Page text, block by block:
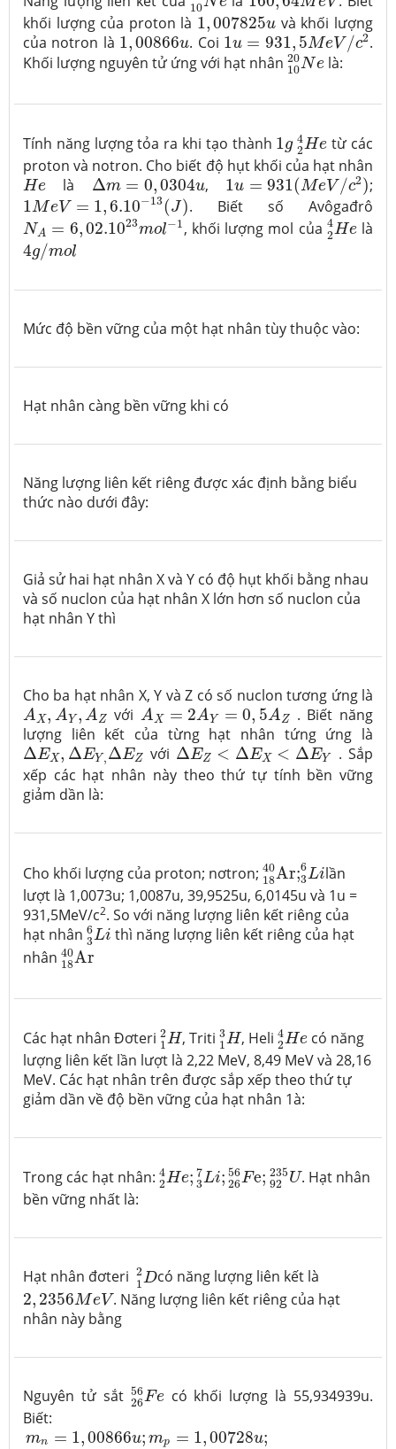
10
khối lượng của proton là 1,007825u
1 007825uvà khối lượng
của notron là 1,00866u
1 ,00866u. Coi 1u = 931, 5MeV /c2
1u=931,5MeV /c2
.
Khối lượng nguyên tử ứng với hạt nhân 20
10Ne
1020Ne
là:
Tính năng lượng tỏa ra khi tạo thành 1g
1 g 4
2He
24H e
từ các
proton và notron. Cho biết độ hụt khối của hạt nhân
He
He là Δm = 0,0304u
∆m=0,0304u , 1u = 931(MeV /c2)
1u=931(MeV/c2)
;
1MeV = 1,6.10−13(J)
1Me V= 6.10−13(J) . Biết số Avôgađrô
NA = 6,02.1023mol−1
NA=6 02.1023m −1, khối lượng mol của 4
2 He
24He
là
4g/mol
4g/mol
Mức độ bền vững của một hạt nhân tùy thuộc vào:
Hạt nhân càng bền vững khi có
Năng lượng liên kết riêng được xác định bằng biểu
thức nào dưới đây:
Giả sử hai hạt nhân X và Y có độ hụt khối bằng nhau
và số nuclon của hạt nhân X lớn hơn số nuclon của
hạt nhân Y thì
Cho ba hạt nhân X, Y và Z có số nuclon tương ứng là
A X , A Y , AZ
AX,AY, AZ vớiA X = 2AY = 0, 5AZ
A X =2AY=0,5 AZ
. Biết năng
lượng liên kết của từng hạt nhân tứng ứng là
ΔEX , ΔEY,ΔEZ
ΔEX,Δ EY,Δ EZ với ΔEZ < ΔEX < ΔEY
ΔEZ <ΔE X<ΔEY
. Sắp
xếp các hạt nhân này theo thứ tự tính bền vững
giảm dần là:
Cho khối lượng của proton; nơtron; 40
18Ar;6
3Li
1840Ar ;36
lần
lượt là 1,0073u; 1,0087u, 39,9525u, 6,0145u và 1u =
931,5MeV/c2. So với năng lượng liên kết riêng của
hạt nhân 6
3Li
36Li
thì năng lượng liên kết riêng của hạt
nhân 40
18Ar
1840A r
Các hạt nhân Đơteri 2
1H
12H
, Triti3
1H
13H
, Heli4
2He
24H
có năng
lượng liên kết lần lượt là 2,22 MeV, 8,49 MeV và 28,16
MeV. Các hạt nhân trên được sắp xếp theo thứ tự
giảm dần về độ bền vững của hạt nhân 1à:
Trong các hạt nhân: 4
2He; 7
3Li; 56
26Fe; 235
92
U
24H e;3 7 Li;26 56Fe; 92 235 U
. Hạt nhân
bền vững nhất là:
Hạt nhân đơteri 2
1 D
12D
có năng lượng liên kết là
2, 2356MeV
2 ,2356MeV. Năng lượng liên kết riêng của hạt
nhân này bằng
Nguyên tử sắt 56
26Fe
2656 e
có khối lượng là 55,934939u.
Biết:
mn = 1,00866u; mp = 1,00728u;
mn= ,00866u 00728u;m